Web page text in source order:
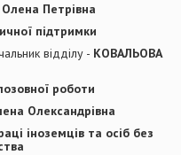
Петрівна
підтримки
відділу - КОВАЛЬОВА
роботи
Олександрівна
іноземців та осіб без